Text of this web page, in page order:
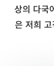
상의 다국
은 저희